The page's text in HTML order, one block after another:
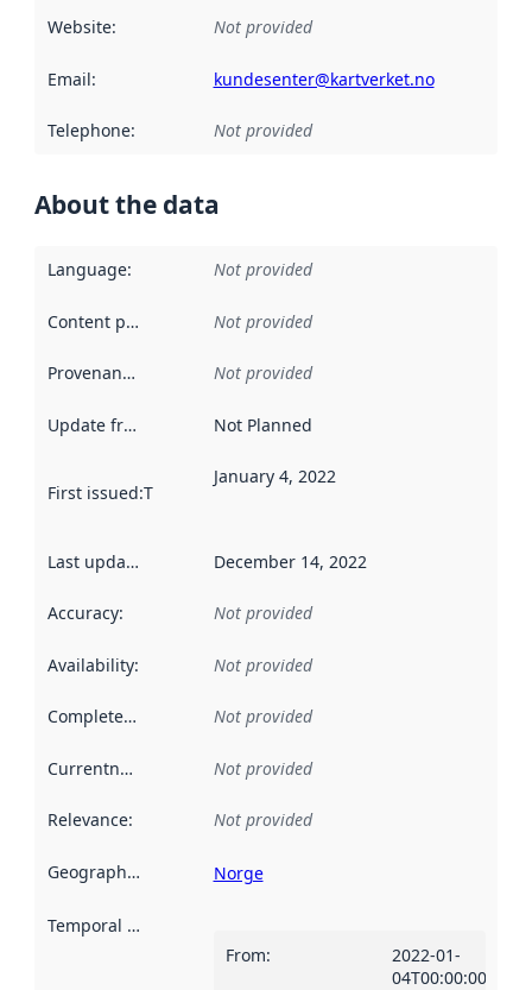
Website: Not provided
Email: kundesenter@kartverket.no
Telephone: Not provided
About the data
Language: Not provided
Content providers Not provided
Provenance Not provided
Update frequency Not Planned
First issued:This date indicates when the data in this
January 4, 2022
Last updated December 14, 2022
Accuracy: Not provided
Availability: Not provided
Completeness Not provided
Currentness Not provided
Relevance: Not provided
Geographical scope Norge
Temporal scope
From:
2022-01-
04T00:00:00Z